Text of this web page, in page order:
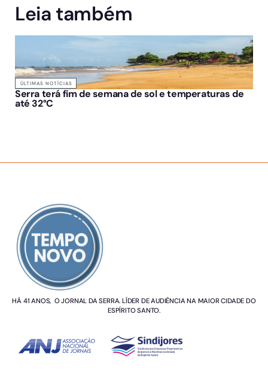
Leia também
ÚLTIMAS NOTÍCIAS
Serra terá fim de semana de sol e temperaturas de
até 32°C
HÁ 41 ANOS, O JORNAL DA SERRA. LÍDER DE AUDIÊNCIA NA MAIOR CIDADE DO
ESPÍRITO SANTO.